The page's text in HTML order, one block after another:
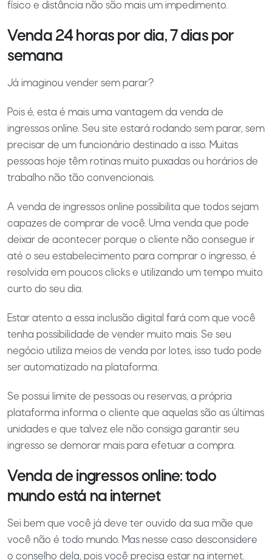
físico e distância não são mais um impedimento.
Venda 24 horas por dia, 7 dias por
semana
Já imaginou vender sem parar?
Pois é, esta é mais uma vantagem da venda de
ingressos online. Seu site estará rodando sem parar, sem
precisar de um funcionário destinado a isso. Muitas
pessoas hoje têm rotinas muito puxadas ou horários de
trabalho não tão convencionais.
A venda de ingressos online possibilita que todos sejam
capazes de comprar de você. Uma venda que pode
deixar de acontecer porque o cliente não consegue ir
até o seu estabelecimento para comprar o ingresso, é
resolvida em poucos clicks e utilizando um tempo muito
curto do seu dia.
Estar atento a essa inclusão digital fará com que você
tenha possibilidade de vender muito mais. Se seu
negócio utiliza meios de venda por lotes, isso tudo pode
ser automatizado na plataforma.
Se possui limite de pessoas ou reservas, a própria
plataforma informa o cliente que aquelas são as últimas
unidades e que talvez ele não consiga garantir seu
ingresso se demorar mais para efetuar a compra.
Venda de ingressos online: todo
mundo está na internet
Sei bem que você já deve ter ouvido da sua mãe que
você não é todo mundo. Mas nesse caso desconsidere
o conselho dela, pois você precisa estar na internet.